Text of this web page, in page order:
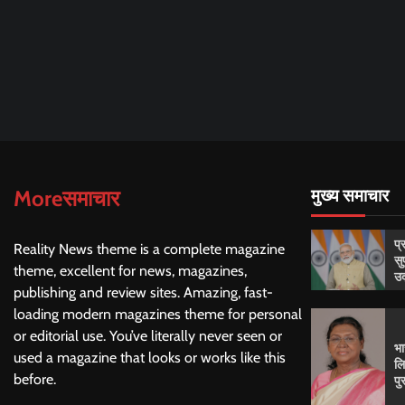
Moreसमाचार
Reality News theme is a complete magazine
theme, excellent for news, magazines,
publishing and review sites. Amazing, fast-
loading modern magazines theme for personal
or editorial use. You’ve literally never seen or
used a magazine that looks or works like this
before.
मुख्य समाचार